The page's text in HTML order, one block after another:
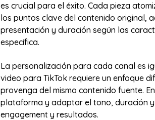
es crucial para el éxito. Cada pieza
los puntos clave del contenido original,
presentación y duración según las
específica.
La personalización para cada canal es
video para TikTok requiere un enfoque
provenga del mismo contenido fuente.
plataforma y adaptar el tono, duración
engagement y resultados.